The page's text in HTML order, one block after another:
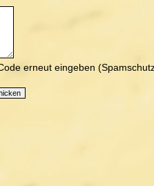
erneut eingeben